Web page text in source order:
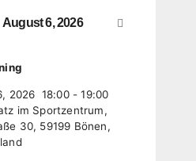
August 6, 2026
2026 18:00-19:00
im Sportzentrum,
30, 59199 Bönen,